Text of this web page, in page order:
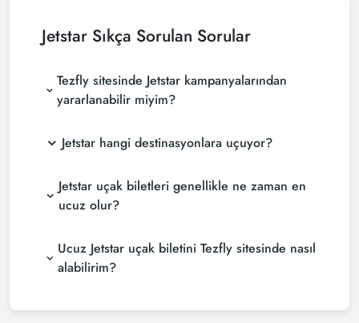
Jetstar Sıkça Sorulan Sorular
Tezfly sitesinde Jetstar kampanyalarından
yararlanabilir miyim?
Jetstar hangi destinasyonlara uçuyor?
Jetstar uçak biletleri genellikle ne zaman en
ucuz olur?
Ucuz Jetstar uçak biletini Tezfly sitesinde nasıl
alabilirim?